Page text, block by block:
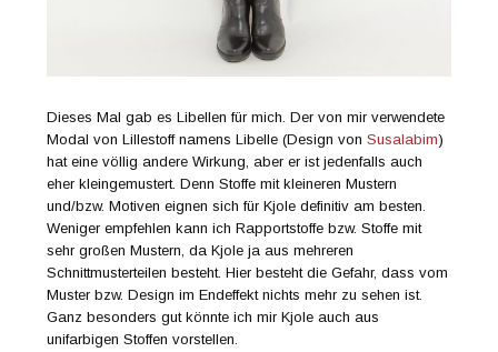
Dieses Mal gab es Libellen für mich. Der von mir verwendete
Modal von Lillestoff namens Libelle (Design vonSusalabim)
hat eine völlig andere Wirkung, aber er ist jedenfalls auch
eher kleingemustert. Denn Stoffe mit kleineren Mustern
und/bzw. Motiven eignen sich für Kjole definitiv am besten.
Weniger empfehlen kann ich Rapportstoffe bzw. Stoffe mit
sehr großen Mustern, da Kjole ja aus mehreren
Schnittmusterteilen besteht. Hier besteht die Gefahr, dass vom
Muster bzw. Design im Endeffekt nichts mehr zu sehen ist.
Ganz besonders gut könnte ich mir Kjole auch aus
unifarbigen Stoffen vorstellen.